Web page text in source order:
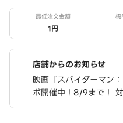
最低注文金額
1円
標
店舗からのお知らせ
映画『スパイダーマン
ボ開催中！8/9まで！
ステッカーが当たる！